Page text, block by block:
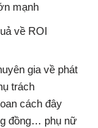
mạnh
về ROI
gia về phát
trách
cách đây
đồng… phụ nữ